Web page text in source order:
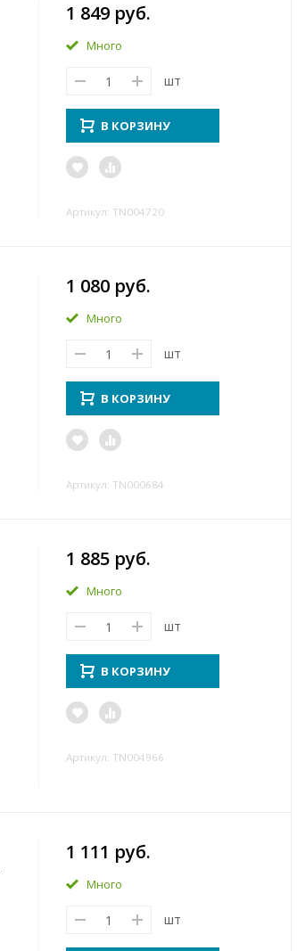
1 849 руб.
Много
шт
В КОРЗИНУ
Артикул: TN004720
1 080 руб.
Много
шт
В КОРЗИНУ
Артикул: TN000684
1 885 руб.
Много
шт
В КОРЗИНУ
Артикул: TN004966
1 111 руб.
Много
шт